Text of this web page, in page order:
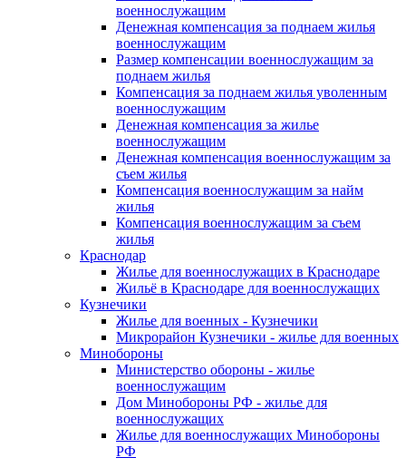
военнослужащим
Денежная компенсация за поднаем жилья
военнослужащим
Размер компенсации военнослужащим за
поднаем жилья
Компенсация за поднаем жилья уволенным
военнослужащим
Денежная компенсация за жилье
военнослужащим
Денежная компенсация военнослужащим за
съем жилья
Компенсация военнослужащим за найм
жилья
Компенсация военнослужащим за съем
жилья
Краснодар
Жилье для военнослужащих в Краснодаре
Жильё в Краснодаре для военнослужащих
Кузнечики
Жилье для военных - Кузнечики
Микрорайон Кузнечики - жилье для военных
Минобороны
Министерство обороны - жилье
военнослужащим
Дом Минобороны РФ - жилье для
военнослужащих
Жилье для военнослужащих Минобороны
РФ